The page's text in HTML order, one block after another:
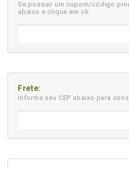
Se possuir um cupom/código
abaixo e clique em ok
Frete:
Informe seu CEP abaixo para